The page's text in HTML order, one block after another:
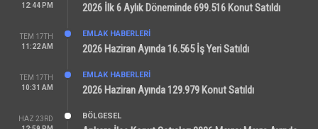
12:44 PM
2026 İlk 6 Aylık Döneminde 699.516 Konut Satıldı
TEM 17TH
11:22 AM
EMLAK HABERLERI
2026 Haziran Ayında 16.565 İş Yeri Satıldı
TEM 17TH
10:31 AM
EMLAK HABERLERI
2026 Haziran Ayında 129.979 Konut Satıldı
HAZ 23RD
BÖLGESEL